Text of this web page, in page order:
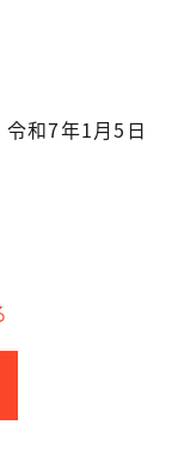
和7年1月5日